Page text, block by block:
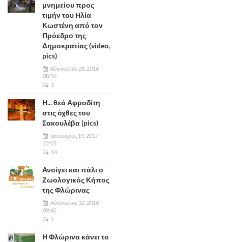
μνημείου προς
τιμήν του Ηλία
Κωστένη από τον
Πρόεδρο της
Δημοκρατίας (video,
pics)
Αύγουστος 28, 2016
08:56
1
Η... θεά Αφροδίτη
στις όχθες του
Σακουλέβα (pics)
Ιανουάριος 19, 2017
22:05
14
Ανοίγει και πάλι ο
Ζωολογικός Κήπος
της Φλώρινας
Αύγουστος 12, 2016
09:45
1
Η Φλώρινα κάνει το